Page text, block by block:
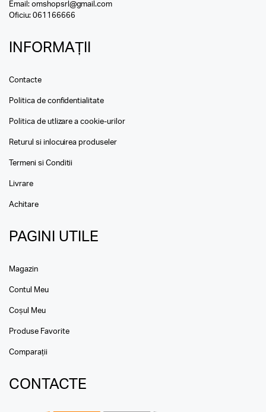
Email: omshopsrl@gmail.com
Oficiu: 061166666
INFORMAȚII
Contacte
Politica de confidentialitate
Politica de utlizare a cookie-urilor
Returul si inlocuirea produseler
Termeni si Conditii
Livrare
Achitare
PAGINI UTILE
Magazin
Contul Meu
Coșul Meu
Produse Favorite
Comparații
CONTACTE